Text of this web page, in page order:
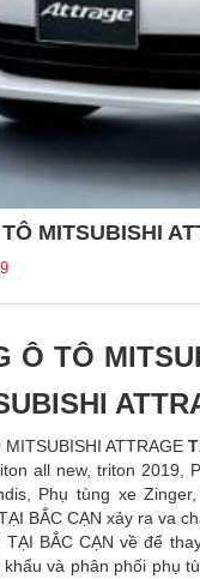
MITSUBISHI
Ô TÔ
MITSUBISHI ATTRAGE
all new, triton 2019,
Phụ tùng xe
BẮC CẠN xảy ra va
TẠI BẮC CẠN về để
và phân phối phụ